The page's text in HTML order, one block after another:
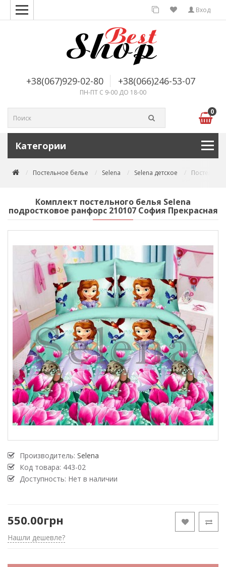
Вход
+38(067)929-02-80 +38(066)246-53-07
ПН-ПТ С 9-00 ДО 18-00
0
Категории
Постельное белье Selena Selena детское
Комплект постельного белья Selena
подростковое ранфорс 210107 София Прекрасная
Производитель: Selena
Код товара: 443-02
Доступность: Нет в наличии
550.00грн
Нашли дешевле?